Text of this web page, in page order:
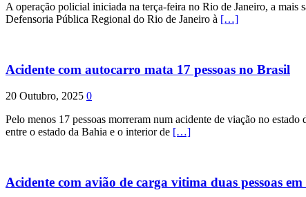
A operação policial iniciada na terça-feira no Rio de Janeiro, a
Defensoria Pública Regional do Rio de Janeiro à […]
Acidente com autocarro mata 17 pessoas no Brasil
20 Outubro, 2025 0
Pelo menos 17 pessoas morreram num acidente de viação no
entre o estado da Bahia e o interior de […]
Acidente com avião de carga vitima duas pessoas